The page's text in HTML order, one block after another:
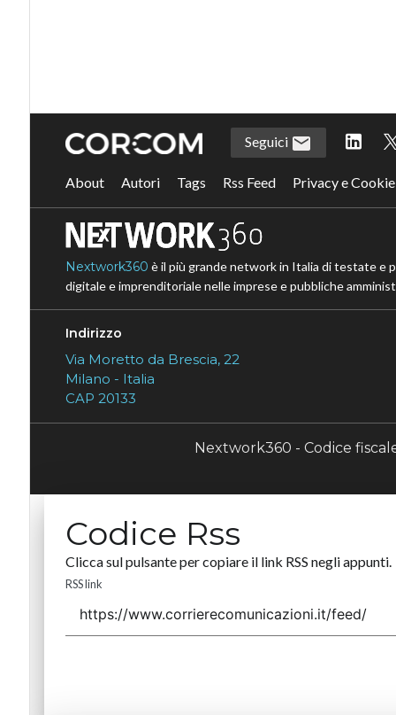
Seguici
About Autori Tags Rss Feed Privacy e
Nextwork360 è il più grande network in Italia di testate e
digitale e imprenditoriale nelle imprese e pubbliche
Indirizzo
Via Moretto da Brescia, 22
Milano - Italia
CAP 20133
Nextwork360 - Codice
Codice Rss
Clicca sul pulsante per copiare il link RSS negli appunti.
RSS link